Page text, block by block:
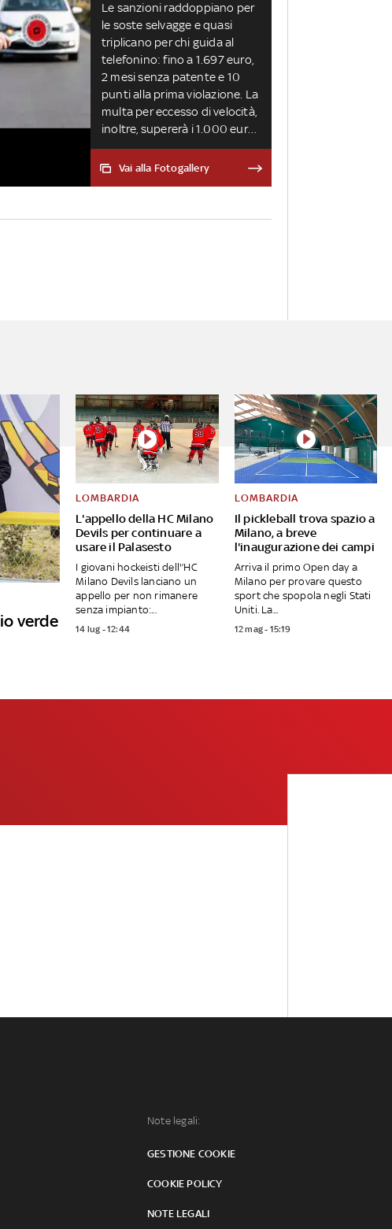
Le sanzioni raddoppiano per
le soste selvagge e quasi
triplicano per chi guida al
telefonino: fino a 1.697 euro,
2 mesi senza patente e 10
punti alla prima violazione. La
multa per eccesso di velocità,
inoltre, supererà i 1.000 euro
per chi viola per due volte i
limiti in un centro abitato.
Vai alla Fotogallery
verde
L'appello della HC Milano
Devils per continuare a
usare il Palasesto
LOMBARDIA
I giovani hockeisti dell'’HC
Milano Devils lanciano un
appello per non rimanere
senza impianto:...
14 lug - 12:44
Il pickleball trova spazio a
Milano, a breve
l'inaugurazione dei campi
LOMBARDIA
Arriva il primo Open day a
Milano per provare questo
sport che spopola negli Stati
Uniti. La...
12 mag - 15:19
Note legali:
GESTIONE COOKIE
COOKIE POLICY
NOTE LEGALI